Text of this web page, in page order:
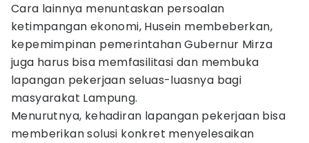
Cara lainnya menuntaskan persoalan
ketimpangan ekonomi, Husein membeberkan,
kepemimpinan pemerintahan Gubernur Mirza
juga harus bisa memfasilitasi dan membuka
lapangan pekerjaan seluas-luasnya bagi
masyarakat Lampung.
Menurutnya, kehadiran lapangan pekerjaan bisa
memberikan solusi konkret menyelesaikan